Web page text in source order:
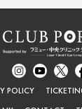
POLICY